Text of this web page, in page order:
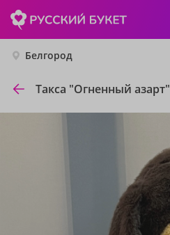
Белгород
Такса "Огненный азарт"